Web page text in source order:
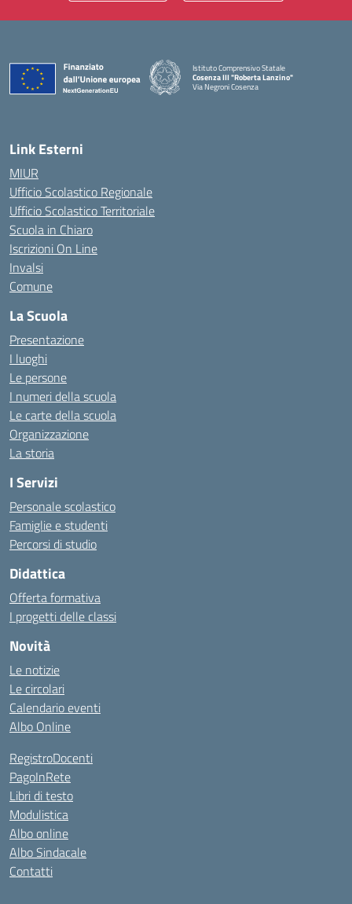
Istituto Comprensivo Statale
Cosenza III "Roberta Lanzino"
Via Negroni Cosenza
— Visita la pagina iniziale della scuola
Link Esterni
MIUR
Ufficio Scolastico Regionale
Ufficio Scolastico Territoriale
Scuola in Chiaro
Iscrizioni On Line
Invalsi
Comune
La Scuola
Presentazione
I luoghi
Le persone
I numeri della scuola
Le carte della scuola
Organizzazione
La storia
I Servizi
Personale scolastico
Famiglie e studenti
Percorsi di studio
Didattica
Offerta formativa
I progetti delle classi
Novità
Le notizie
Le circolari
Calendario eventi
Albo Online
RegistroDocenti
PagoInRete
Libri di testo
Modulistica
Albo online
Albo Sindacale
Contatti